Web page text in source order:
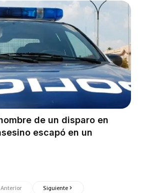
de un disparo en
escapó en un
Anterior Siguiente